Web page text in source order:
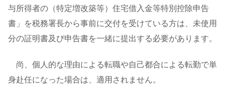
与所得者の（特定増改築等）住宅借入金等特別控除申告
書」を税務署長から事前に交付を受けている方は、未使用
分の証明書及び申告書を一緒に提出する必要があります。
尚、個人的な理由による転職や自己都合による転勤で単
身赴任になった場合は、適用されません。